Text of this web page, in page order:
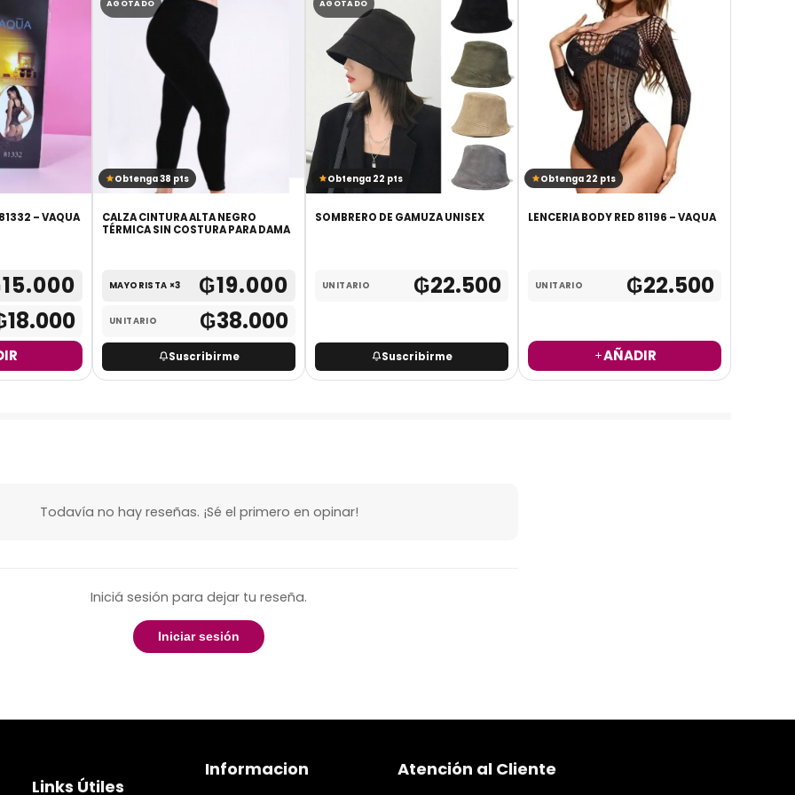
LENCERIA BODY RED 81332 – VAQUA
15.000
18.000
AGOTADO
Obtenga 38 pts
CALZA CINTURA ALTA NEGRO
TÉRMICA SIN COSTURA PARA DAMA
MAYORISTA ×3 ₲19.000
UNITARIO ₲38.000
Suscribirme
AGOTADO
Obtenga 22 pts
SOMBRERO DE GAMUZA UNISEX
UNITARIO ₲22.500
Suscribirme
Obtenga 22 pts
LENCERIA BODY RED 81196 – VAQUA
UNITARIO ₲22.500
AÑADIR
Todavía no hay reseñas. ¡Sé el primero en opinar!
Iniciá sesión para dejar tu reseña.
Iniciar sesión
Links Útiles
Informacion Atención al Cliente